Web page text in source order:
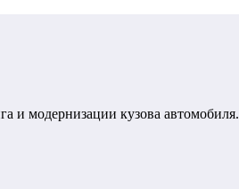
и модернизации кузова автомобиля.